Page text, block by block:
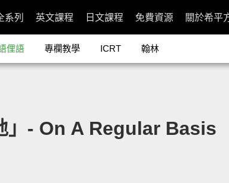
系列 英文課程 日文課程 免費資源 關於希平
俚語 專欄教學 ICRT 翰林
」- On A Regular Basis